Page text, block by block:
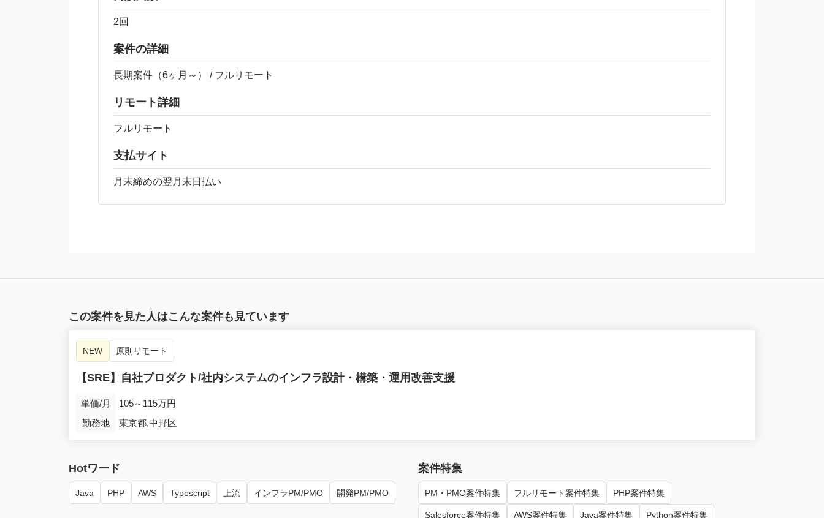
2回
案件の詳細
長期案件（6ヶ月～） / フルリモート
リモート詳細
フルリモート
支払サイト
月末締めの翌月末日払い
この案件を見た人はこんな案件も見ています
NEW 原則リモート
【SRE】自社プロダクト/社内システムのインフラ設計・構築・運用改善支援
単価/月
105～115万円
勤務地
東京都,中野区
Hotワード
Java PHP AWS Typescript 上流 インフラPM/PMO 開発PM/PMO
案件特集
PM・PMO案件特集 フルリモート案件特集 PHP案件特集
Salesforce案件特集 AWS案件特集 Java案件特集 Python案件特集